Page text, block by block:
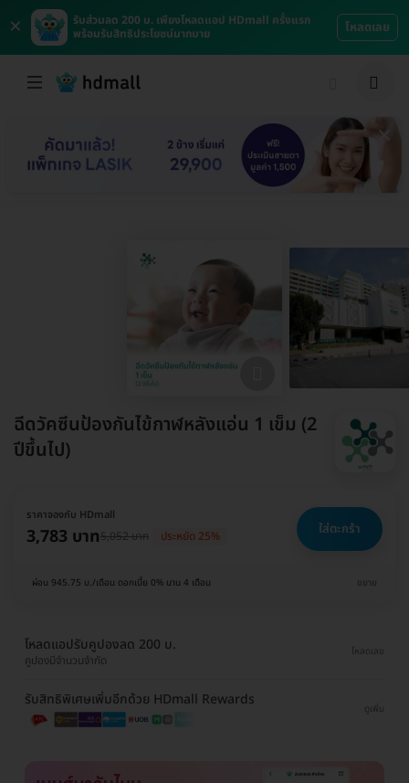
×
รับส่วนลด 200 บ. เพียงโหลดแอป HDmall ครั้งแรก
พร้อมรับสิทธิประโยชน์มากมาย
โหลดเลย
ฉีดวัคซีนป้องกันไข้กาฬหลังแอ่น 1 เข็ม (2
ปีขึ้นไป)
ราคาจองกับ HDmall
3,783 บาท5,052 บาท ประหยัด 25% ใส่ตะกร้า
ผ่อน 945.75 บ./เดือน ดอกเบี้ย 0% นาน 4 เดือน ขยาย
โหลดแอปรับคูปองลด 200 บ.
คูปองมีจำนวนจำกัด
โหลดเลย
รับสิทธิพิเศษเพิ่มอีกด้วย HDmall Rewards
ดูเพิ่ม